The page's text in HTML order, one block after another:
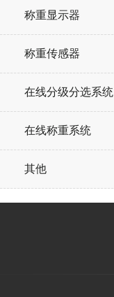
称重显示器
称重传感器
在线分级分选系统
在线称重系统
其他